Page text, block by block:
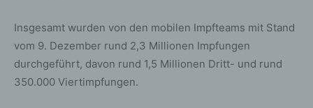
Insgesamt wurden von den mobilen Impfteams mit Stand
vom 9. Dezember rund 2,3 Millionen Impfungen
durchgeführt, davon rund 1,5 Millionen Dritt- und rund
350.000 Viertimpfungen.